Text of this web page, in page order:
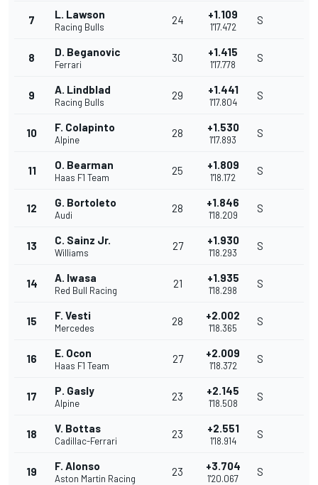
7 L. Lawson
Racing Bulls
24 +1.109
1'17.472
S
8 D. Beganovic
Ferrari
30 +1.415
1'17.778
S
9 A. Lindblad
Racing Bulls
29 +1.441
1'17.804
S
10 F. Colapinto
Alpine
28 +1.530
1'17.893
S
11 O. Bearman
Haas F1 Team
25 +1.809
1'18.172
S
12 G. Bortoleto
Audi
28 +1.846
1'18.209
S
13 C. Sainz Jr.
Williams
27 +1.930
1'18.293
S
14 A. Iwasa
Red Bull Racing
21 +1.935
1'18.298
S
15 F. Vesti
Mercedes
28 +2.002
1'18.365
S
16 E. Ocon
Haas F1 Team
27 +2.009
1'18.372
S
17 P. Gasly
Alpine
23 +2.145
1'18.508
S
18 V. Bottas
Cadillac-Ferrari
23 +2.551
1'18.914
S
19 F. Alonso
Aston Martin Racing
23 +3.704
1'20.067
S